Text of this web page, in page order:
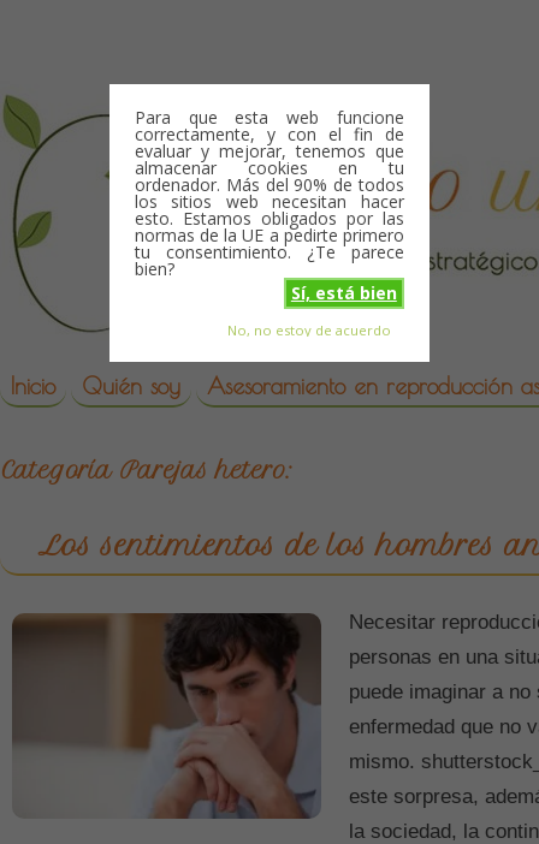
Para que esta web funcione
correctamente, y con el fin de
evaluar y mejorar, tenemos que
almacenar cookies en tu
ordenador. Más del 90% de todos
los sitios web necesitan hacer
esto. Estamos obligados por las
normas de la UE a pedirte primero
tu consentimiento. ¿Te parece
bien?
Sí, está bien
No, no estoy de acuerdo
reproduccion asistida
Skip to content
Inicio Quién soy Asesoramiento en reproducción
Categoría Parejas hetero:
Los sentimientos de los hombres
Necesitar
personas en una
puede imaginar a
enfermedad que no
mismo.
este sorpresa,
la sociedad, la